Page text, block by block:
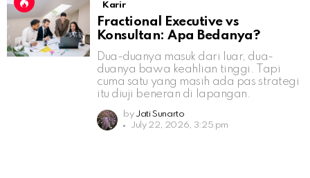
Karir
Fractional Executive vs
Konsultan: Apa Bedanya?
Dua-duanya masuk dari luar, dua-
duanya bawa keahlian tinggi. Tapi
cuma satu yang masih ada pas strategi
itu diuji beneran di lapangan.
by Jati Sunarto
July 22, 2026, 3:25 pm